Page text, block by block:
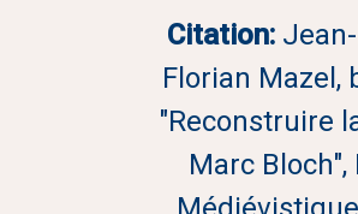
Citation:
Florian Mazel,
"Reconstruire
Marc